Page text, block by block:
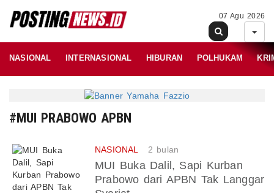
07 Agu 2026
NASIONAL INTERNASIONAL HIBURAN POLHUKAM
#MUI PRABOWO APBN
NASIONAL 2 bulan
MUI Buka Dalil, Sapi Kurban
Prabowo dari APBN Tak Langgar